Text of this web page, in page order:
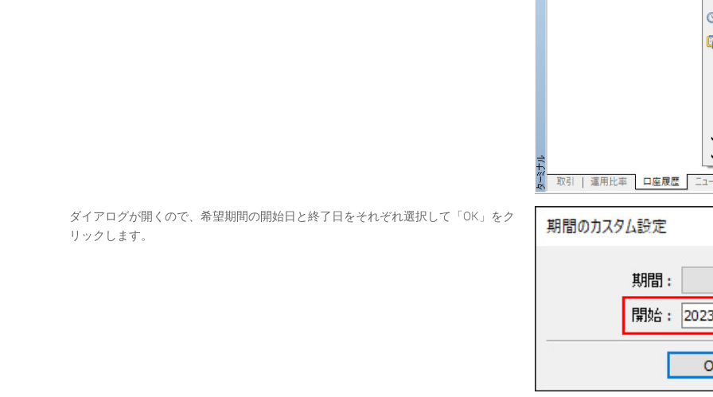
ダイアログが開くので、希望期間の開始日と終了日をそれぞれ選択して「OK」をク
リックします。